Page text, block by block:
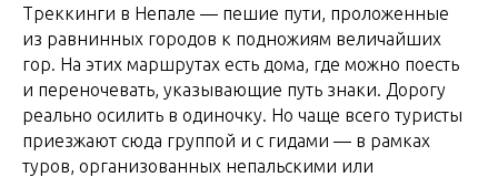
Треккинги в Непале — пешие пути, проложенные
из равнинных городов к подножиям величайших
гор. На этих маршрутах есть дома, где можно поесть
и переночевать, указывающие путь знаки. Дорогу
реально осилить в одиночку. Но чаще всего туристы
приезжают сюда группой и с гидами — в рамках
туров, организованных непальскими или